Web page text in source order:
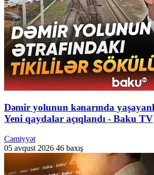
Dəmir yolunun kənarında
Yeni qaydalar açıqlandı - Baku TV
Cəmiyyət
05 avqust 2026 46 baxış